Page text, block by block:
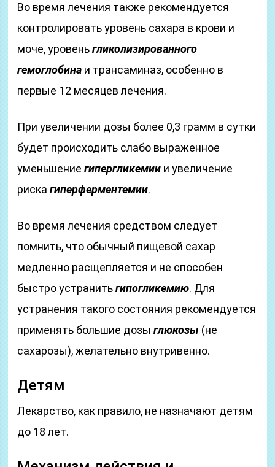
Во время лечения также рекомендуется
контролировать уровень сахара в крови и
моче, уровеньгликолизированного
гемоглобина и трансаминаз, особенно в
первые 12 месяцев лечения.
При увеличении дозы более 0,3 грамм в сутки
будет происходить слабо выраженное
уменьшениегипергликемии и увеличение
рискагиперферментемии.
Во время лечения средством следует
помнить, что обычный пищевой сахар
медленно расщепляется и не способен
быстро устранитьгипогликемию. Для
устранения такого состояния рекомендуется
применять большие дозыглюкозы (не
сахарозы), желательно внутривенно.
Детям
Лекарство, как правило, не назначают детям
до 18 лет.